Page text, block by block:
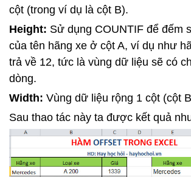
cột (trong ví dụ là cột B).
Height: Sử dụng COUNTIF để đếm
của tên hãng xe ở cột A, ví dụ như
trả về 12, tức là vùng dữ liệu sẽ có
dòng.
Width: Vùng dữ liệu rộng 1 cột (cột
Sau thao tác này ta được kết quả